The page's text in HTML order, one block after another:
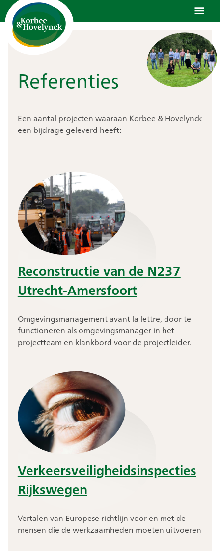
Ga
naar
inhoud
Referenties
Een aantal projecten waaraan Korbee & Hovelynck
een bijdrage geleverd heeft:
Reconstructie van de N237
Utrecht-Amersfoort
Omgevingsmanagement avant la lettre, door te
functioneren als omgevingsmanager in het
projectteam en klankbord voor de projectleider.
Verkeersveiligheidsinspecties
Rijkswegen
Vertalen van Europese richtlijn voor en met de
mensen die de werkzaamheden moeten uitvoeren